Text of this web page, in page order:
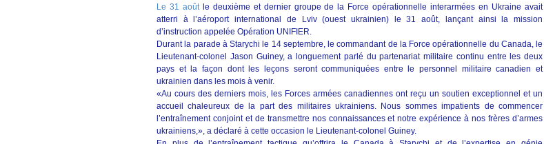
Le 31 aoûtle deuxième et dernier groupe de la Force opérationnelle interarmées en Ukraine avait
atterri à l’aéroport international de Lviv (ouest ukrainien) le 31 août, lançant ainsi la mission
d’instruction appelée Opération UNIFIER.
Durant la parade à Starychi le 14 septembre, le commandant de la Force opérationnelle du Canada, le
Lieutenant-colonel Jason Guiney, a longuement parlé du partenariat militaire continu entre les deux
pays et la façon dont les leçons seront communiquées entre le personnel militaire canadien et
ukrainien dans les mois à venir.
«Au cours des derniers mois, les Forces armées canadiennes ont reçu un soutien exceptionnel et un
accueil chaleureux de la part des militaires ukrainiens. Nous sommes impatients de commencer
l’entraînement conjoint et de transmettre nos connaissances et notre expérience à nos frères d’armes
ukrainiens,», a déclaré à cette occasion le Lieutenant-colonel Guiney.